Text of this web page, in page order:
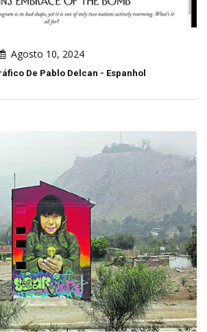
Agosto 10, 2024
De Pablo Delcan - Espanhol